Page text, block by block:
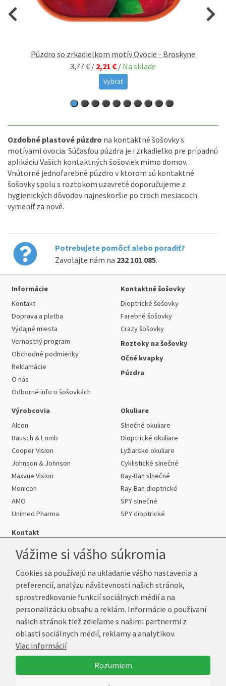
Púzdro so zrkadielkom motív Ovocie - Broskyne
3,77 € / 2,21 € / Na sklade
Vybrať
Ozdobné plastové púzdro na kontaktné šošovky s
motívami ovocia. Súčasťou púzdra je i zrkadielko pre prípadnú
aplikáciu Vašich kontaktných šošoviek mimo domov.
Vnútorné jednofarebné púzdro v ktorom sú kontaktné
šošovky spolu s roztokom uzavreté doporučujeme z
hygienických dôvodov najneskoršie po troch mesiacoch
vymeniť za nové.
Potrebujete pomôcť alebo poradiť?
Zavolajte nám na 232 101 085.
Informácie
Kontakt
Doprava a platba
Výdajné miesta
Vernostný program
Obchodné podmienky
Reklamácie
O nás
Odborné info o šošovkách
Kontaktné šošovky
Dioptrické šošovky
Farebné šošovky
Crazy šošovky
Roztoky na šošovky
Očné kvapky
Púzdra
Výrobcovia
Alcon
Bausch & Lomb
Cooper Vision
Johnson & Johnson
Maxvue Vision
Menicon
AMO
Unimed Pharma
Okuliare
Slnečné okuliare
Dioptrické okuliare
Lyžiarske okuliare
Cyklistické slnečné
Ray-Ban slnečné
Ray-Ban dioptrické
SPY slnečné
SPY dioptrické
Kontakt
Telefón:+421 222 205 863
E-mail:info@kup-sosovky.sk
Reklamačná adresa
Andrea Votavová
Revoluční 1017
290 01 Poděbrady
Česká republika
Vážime si vášho súkromia
Cookies sa používajú na ukladanie vášho nastavenia a
preferencií, analýzu návštevnosti našich stránok,
sprostredkovanie funkcií sociálnych médií a na
personalizáciu obsahu a reklám. Informácie o používaní
našich stránok tiež zdieľame s našimi partnermi z
oblasti sociálnych médií, reklamy a analytikov.
Viac informácií
Rozumiem